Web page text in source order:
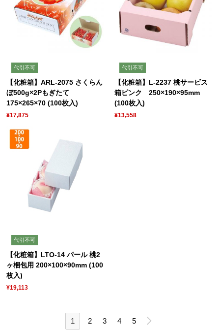
代引不可
【化粧箱】ARL-2075 さくらん
ぼ500g×2Pもぎたて
175×265×70 (100枚入)
¥17,875
代引不可
【化粧箱】L-2237 桃サービス
箱ピンク 250×190×95mm
(100枚入)
¥13,558
代引不可
【化粧箱】LTO-14 パール 桃2
ヶ梱包用 200×100×90mm (100
枚入)
¥19,113
1 2 3 4 5